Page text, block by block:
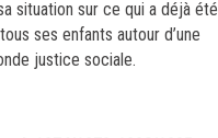
situation sur ce qui a déjà été
ses enfants autour d’une
justice sociale.